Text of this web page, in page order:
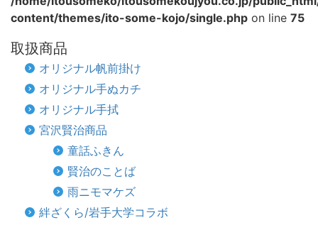
content/themes/ito-some-kojo/single.php on line 75
取扱商品
オリジナル帆前掛け
オリジナル手ぬカチ
オリジナル手拭
宮沢賢治商品
童話ふきん
賢治のことば
雨ニモマケズ
絆ざくら/岩手大学コラボ